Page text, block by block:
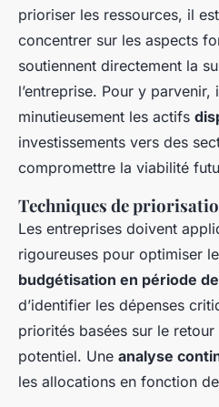
prioriser les ressources, il
concentrer sur les aspects
soutiennent directement la
l’entreprise. Pour y parvenir,
minutieusement les actifs
investissements vers des
compromettre la viabilité
Techniques de
Les entreprises doivent
rigoureuses pour optimiser
budgétisation en période
d’identifier les dépenses
priorités basées sur le
potentiel. Une analyse
les allocations en fonction